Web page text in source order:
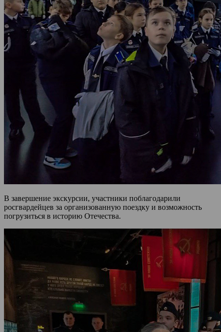
В завершение экскурсии, участники поблагодарили
росгвардейцев за организованную поездку и возможность
погрузиться в историю Отечества.